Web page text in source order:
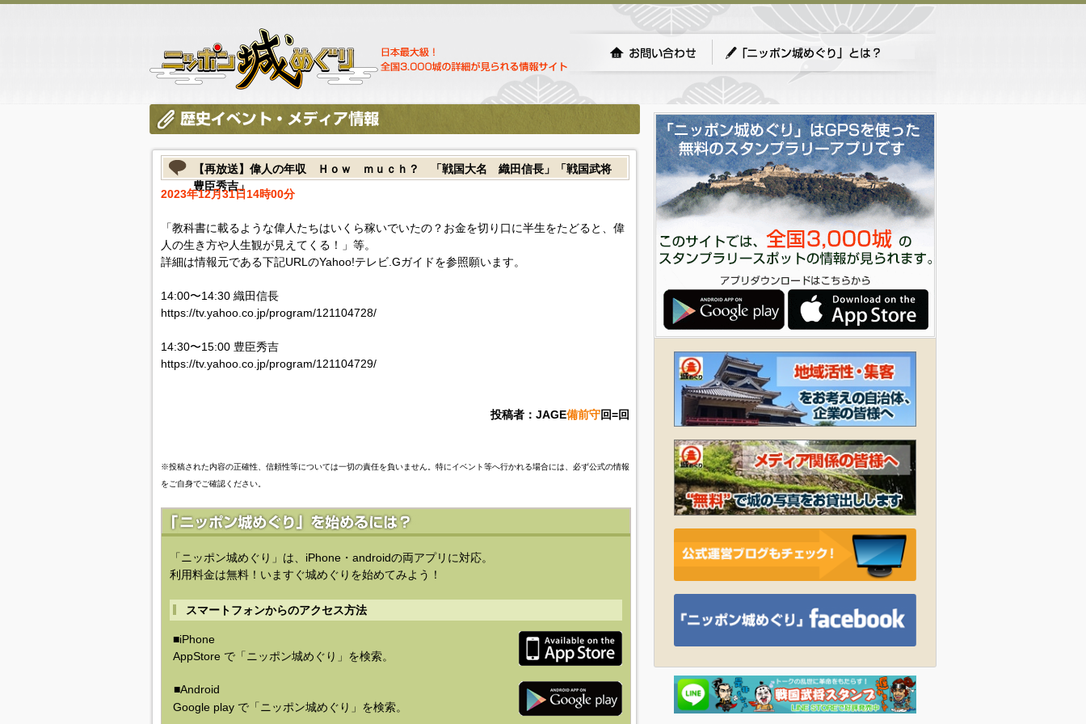
【再放送】偉人の年収 Ｈｏｗ ｍｕｃｈ？ 「戦国大名 織田信長」「戦国武将
豊臣秀吉」
2023年12月31日14時00分
「教科書に載るような偉人たちはいくら稼いでいたの？お金を切り口に半生をたどると、偉
人の生き方や人生観が見えてくる！」等。
詳細は情報元である下記URLのYahoo!テレビ.Gガイドを参照願います。
14:00〜14:30 織田信長
https://tv.yahoo.co.jp/program/121104728/
14:30〜15:00 豊臣秀吉
https://tv.yahoo.co.jp/program/121104729/
投稿者：JAGE備前守回=回
※投稿された内容の正確性、信頼性等については一切の責任を負いません。特にイベント等へ行かれる場合には、必ず公式の情報
をご自身でご確認ください。
「ニッポン城めぐり」は、iPhone・androidの両アプリに対応。
利用料金は無料！いますぐ城めぐりを始めてみよう！
スマートフォンからのアクセス方法
■iPhone
AppStore で「ニッポン城めぐり」を検索。
■Android
Google play で「ニッポン城めぐり」を検索。